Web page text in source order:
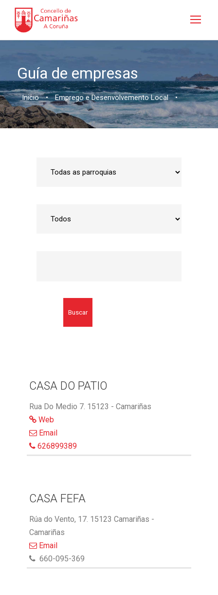
Guía de empresas
Inicio • Emprego e Desenvolvemento Local •
Buscar
CASA DO PATIO
Rua Do Medio 7. 15123 - Camariñas
Web
Email
626899389
CASA FEFA
Rúa do Vento, 17. 15123 Camariñas -
Camariñas
Email
660-095-369